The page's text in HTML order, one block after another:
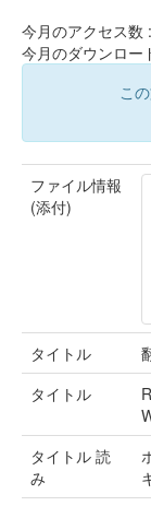
今月のアクセス数 :
今月のダウンロー
こ
ファイル情報
(添付)
タイトル
タイトル
タイトル 読
み